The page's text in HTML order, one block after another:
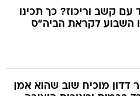
עם קשב וריכוז? כך תכינו
השבוע לקראת הביה"ס
דדון מוכיח שוב שהוא אמן